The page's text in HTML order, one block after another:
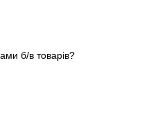
б/в товарів?